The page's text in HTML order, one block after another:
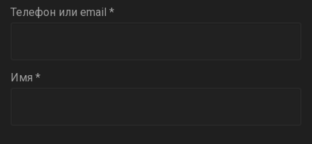
Телефон или email *
Имя *